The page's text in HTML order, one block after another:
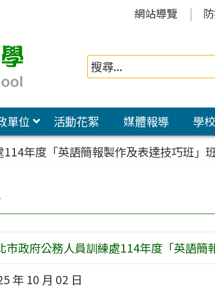
網站導覽
單位 活動花絮 媒體報導 學
年度「英語簡報製作及表達技巧班」
市政府公務人員訓練處114年度「英語簡
年 10 月 02 日